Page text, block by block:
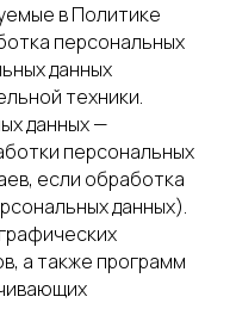
в Политике
персональных
данных
техники.
данных —
персональных
если обработка
данных).
а также программ